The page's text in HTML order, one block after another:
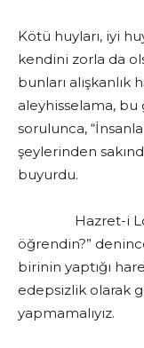
Kötü huyları, iyi
kendini zorla da
bunları
aleyhisselama,
sorulunca,
şeylerinden
buyurdu.
Hazret-i
öğrendin?”
birinin yaptığı
edepsizlik olarak
yapmamalıyız.